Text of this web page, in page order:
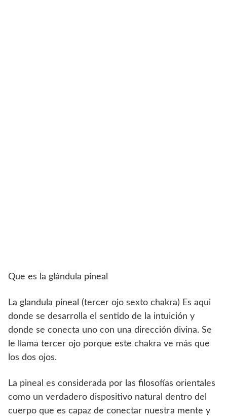
Que es la glándula pineal
La glandula pineal (tercer ojo sexto chakra) Es aqui
donde se desarrolla el sentido de la intuición y
donde se conecta uno con una dirección divina. Se
le llama tercer ojo porque este chakra ve más que
los dos ojos.
La pineal es considerada por las filosofías orientales
como un verdadero dispositivo natural dentro del
cuerpo que es capaz de conectar nuestra mente y